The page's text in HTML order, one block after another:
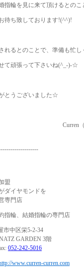
指輪を見に来て頂けるとのこ
待ち致しております!(^^)!
れるとのことで、準備も忙し
て頑張って下さいね(^_-)-☆
とうございました☆
（カレ
盟
ダイヤモンドを
専門店
指輪、結婚指輪の専門店
市中区栄5-2-34
3階
052-242-5016
www.curren-curren.com